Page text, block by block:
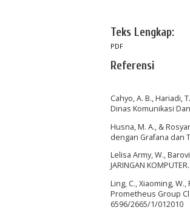
Teks Lengkap:
PDF
Referensi
Cahyo, A. B., Hariadi,
Dinas Komunikasi
Husna, M. A., &
dengan Grafana dan
Lelisa Army, W.,
JARINGAN
Ling, C., Xiaoming,
Prometheus Group
6596/2665/1/012010